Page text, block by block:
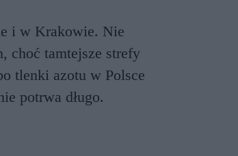
i w Krakowie. Nie
choć tamtejsze strefy
tlenki azotu w Polsce
potrwa długo.